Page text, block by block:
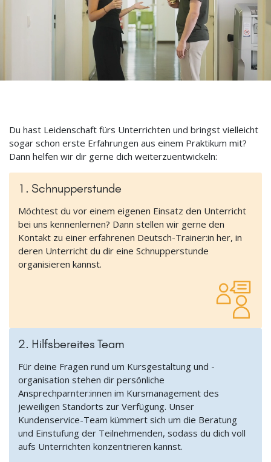
Du hast Leidenschaft fürs Unterrichten und bringst vielleicht
sogar schon erste Erfahrungen aus einem Praktikum mit?
Dann helfen wir dir gerne dich weiterzuentwickeln:
1. Schnupperstunde
Möchtest du vor einem eigenen Einsatz den Unterricht
bei uns kennenlernen? Dann stellen wir gerne den
Kontakt zu einer erfahrenen Deutsch-Trainer:in her, in
deren Unterricht du dir eine Schnupperstunde
organisieren kannst.
2. Hilfsbereites Team
Für deine Fragen rund um Kursgestaltung und -
organisation stehen dir persönliche
Ansprechparnter:innen im Kursmanagement des
jeweiligen Standorts zur Verfügung. Unser
Kundenservice-Team kümmert sich um die Beratung
und Einstufung der Teilnehmenden, sodass du dich voll
aufs Unterrichten konzentrieren kannst.